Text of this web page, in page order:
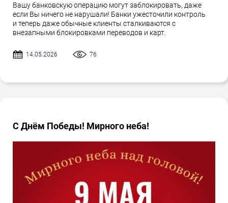
Вашу банковскую операцию могут заблокировать, даже
если Вы ничего не нарушали! Банки ужесточили контроль
и теперь даже обычные клиенты сталкиваются с
внезапными блокировками переводов и карт.
14.05.2026 76
С Днём Победы! Мирного неба!